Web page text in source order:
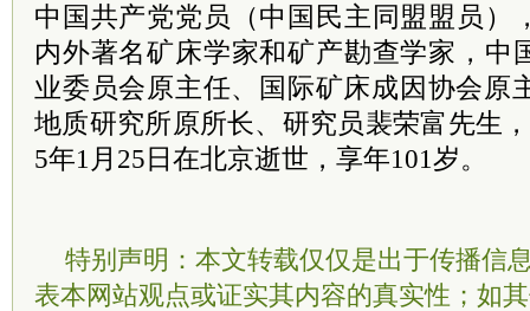
中国共产党党员（中国民主同盟盟员）
内外著名矿床学家和矿产勘查学家，中
业委员会原主任、国际矿床成因协会原
地质研究所原所长、研究员裴荣富先生
5年1月25日在北京逝世，享年101岁。
特别声明：本文转载仅仅是出于传播信
表本网站观点或证实其内容的真实性；如